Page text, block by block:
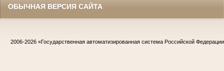
ОБЫЧНАЯ ВЕРСИЯ САЙТА
2006-2026 «Государственная автоматизированная система Российской